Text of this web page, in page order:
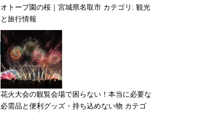
オトープ園の桜｜宮城県名取市 カテゴリ: 観光
と旅行情報
花火大会の観覧会場で困らない！本当に必要な
必需品と便利グッズ・持ち込めない物 カテゴ